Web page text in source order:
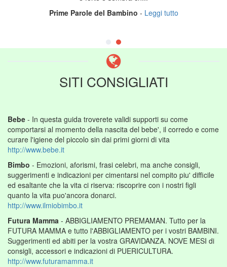
Prime Parole del Bambino - Leggi tutto
SITI CONSIGLIATI
Bebe - In questa guida troverete validi supporti su come
comportarsi al momento della nascita del bebe', il corredo e come
curare l'igiene del piccolo sin dai primi giorni di vita
http://www.bebe.it
Bimbo - Emozioni, aforismi, frasi celebri, ma anche consigli,
suggerimenti e indicazioni per cimentarsi nel compito piu' difficile
ed esaltante che la vita ci riserva: riscoprire con i nostri figli
quanto la vita puo'ancora donarci.
http://www.ilmiobimbo.it
Futura Mamma - ABBIGLIAMENTO PREMAMAN. Tutto per la
FUTURA MAMMA e tutto l'ABBIGLIAMENTO per i vostri BAMBINI.
Suggerimenti ed abiti per la vostra GRAVIDANZA. NOVE MESI di
consigli, accessori e indicazioni di PUERICULTURA.
http://www.futuramamma.it